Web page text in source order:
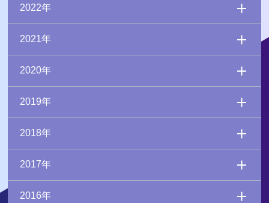
2022年
2021年
2020年
2019年
2018年
2017年
2016年